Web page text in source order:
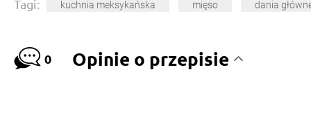
Tagi: kuchnia meksykańska mięso dania
0 Opinie o przepisie